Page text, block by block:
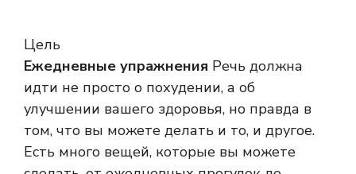
Цель
Ежедневные упражнения Речь должна
идти не просто о похудении, а об
улучшении вашего здоровья, но правда в
том, что вы можете делать и то, и другое.
Есть много вещей, которые вы можете